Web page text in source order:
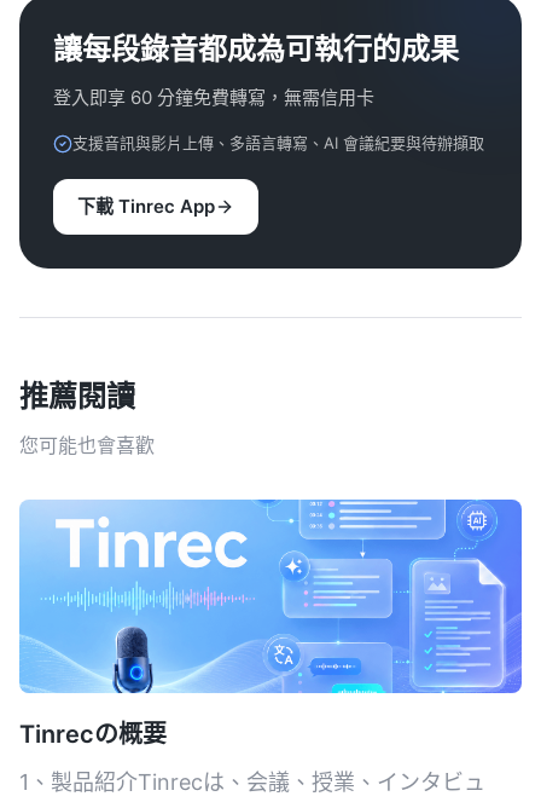
讓每段錄音都成為可執行的成果
登入即享 60 分鐘免費轉寫，無需信用卡
支援音訊與影片上傳、多語言轉寫、AI 會議紀要與待辦擷取
下載 Tinrec App
推薦閱讀
您可能也會喜歡
Tinrecの概要
1、製品紹介Tinrecは、会議、授業、インタビュ